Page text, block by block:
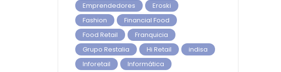
Emprendedores
Eroski
Fashion
Financial Food
Food Retail
Franquicia
Grupo Restalia
Hi Retail
indisa
Inforetail
Informática